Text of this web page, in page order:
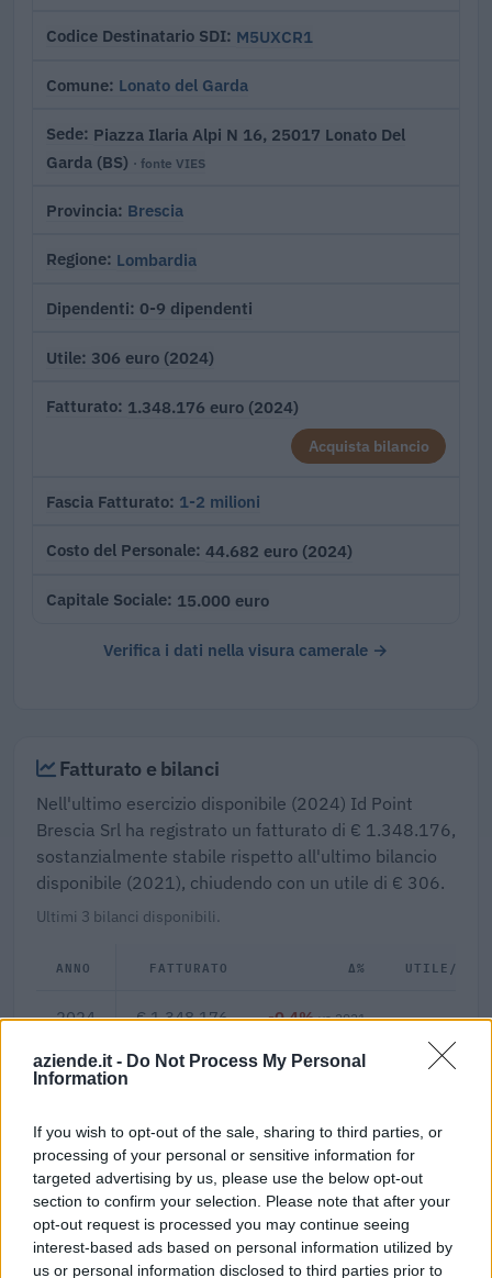
aziende.it - Do Not Process My Personal
Information
If you wish to opt-out of the sale, sharing to third parties, or
processing of your personal or sensitive information for
targeted advertising by us, please use the below opt-out
section to confirm your selection. Please note that after your
opt-out request is processed you may continue seeing
interest-based ads based on personal information utilized by
us or personal information disclosed to third parties prior to
Codice Destinatario SDI M5UXCR1
Comune Lonato del Garda
Sede Piazza Ilaria Alpi N 16, 25017 Lonato Del
Garda (BS) · fonte VIES
Provincia Brescia
Regione Lombardia
Dipendenti 0-9 dipendenti
Utile 306 euro (2024)
Fatturato 1.348.176 euro (2024)
Acquista bilancio
Fascia Fatturato 1-2 milioni
Costo del Personale 44.682 euro (2024)
Capitale Sociale 15.000 euro
Verifica i dati nella visura camerale →
Fatturato e bilanci
Nell'ultimo esercizio disponibile (2024) Id Point
Brescia Srl ha registrato un fatturato di € 1.348.176,
sostanzialmente stabile rispetto all'ultimo bilancio
disponibile (2021), chiudendo con un utile di € 306.
Ultimi 3 bilanci disponibili.
ANNO FATTURATO Δ% UTILE/
2024 € 1.348.176 -0,4%vs 2021 €
2021 € 1.353.511 +47,5%
2020 € 917.870 —
0,0%
Margine netto
€ 224.696
Fatturato per dipendente
Indicatori calcolati dai dati dell'ultimo bilancio disponibile.